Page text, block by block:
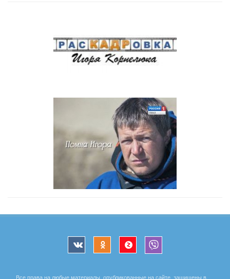
Все права на любые материалы, опубликованные на сайте, защищены в